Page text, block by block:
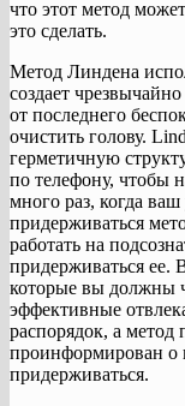
что этот метод
это сделать.
Метод Линдена
создает
от последнего
очистить голову.
герметичную
по телефону, чтобы
много раз, когда ваш
придерживаться
работать на
придерживаться ее.
которые вы должны
эффективные
распорядок, а метод
проинформирован о
придерживаться.